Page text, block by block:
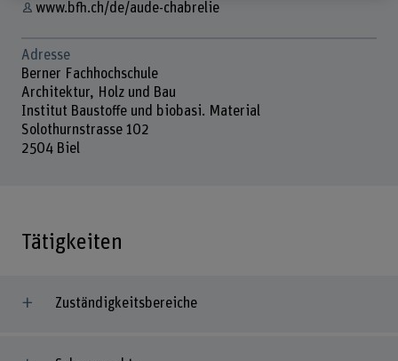
www.bfh.ch/de/aude-chabrelie
Adresse
Berner Fachhochschule
Architektur, Holz und Bau
Institut Baustoffe und biobasi. Material
Solothurnstrasse 102
2504 Biel
Tätigkeiten
Zuständigkeitsbereiche